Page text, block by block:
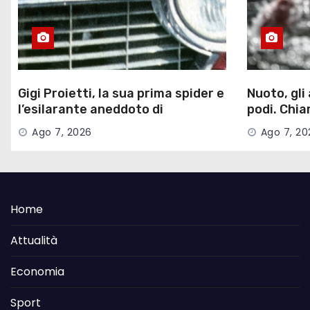
Gigi Proietti, la sua prima spider e
l’esilarante aneddoto di
Ferragosto
Ago 7, 2026
Nuoto, gli
podi.
Ago 7,
Home
Attualità
Economia
Sport